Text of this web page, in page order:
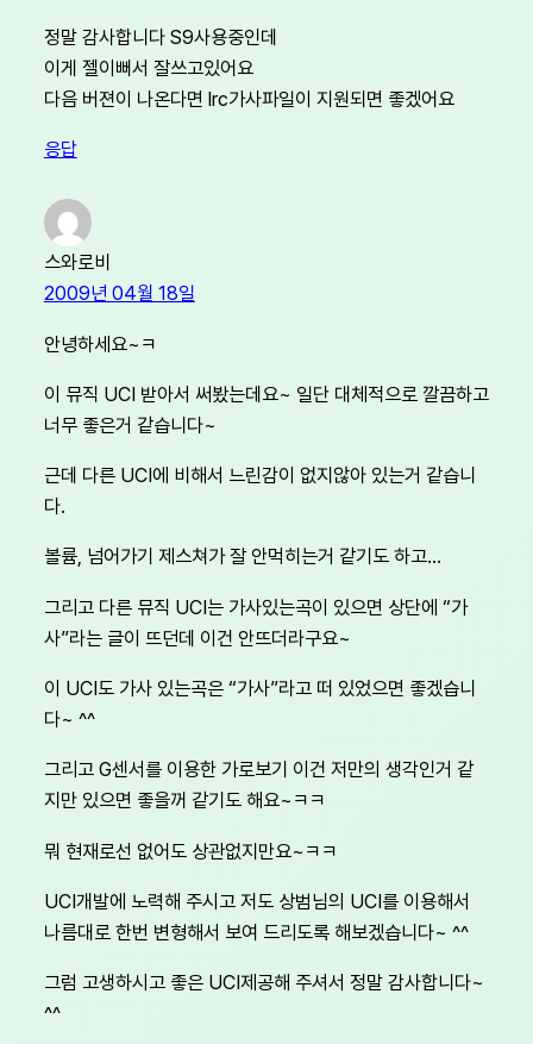
정말 감사합니다 S9사용중인데
이게 젤이뻐서 잘쓰고있어요
다음 버젼이 나온다면 lrc가사파일이 지원되면 좋겠어요
응답
스와로비
2009년 04월 18일
안녕하세요~ㅋ
이 뮤직 UCI 받아서 써봤는데요~ 일단 대체적으로 깔끔하고
너무 좋은거 같습니다~
근데 다른 UCI에 비해서 느린감이 없지않아 있는거 같습니
다.
볼륨, 넘어가기 제스쳐가 잘 안먹히는거 같기도 하고…
그리고 다른 뮤직 UCI는 가사있는곡이 있으면 상단에 “가
사”라는 글이 뜨던데 이건 안뜨더라구요~
이 UCI도 가사 있는곡은 “가사”라고 떠 있었으면 좋겠습니
다~ ^^
그리고 G센서를 이용한 가로보기 이건 저만의 생각인거 같
지만 있으면 좋을꺼 같기도 해요~ㅋㅋ
뭐 현재로선 없어도 상관없지만요~ㅋㅋ
UCI개발에 노력해 주시고 저도 상범님의 UCI를 이용해서
나름대로 한번 변형해서 보여 드리도록 해보겠습니다~ ^^
그럼 고생하시고 좋은 UCI제공해 주셔서 정말 감사합니다~
^^